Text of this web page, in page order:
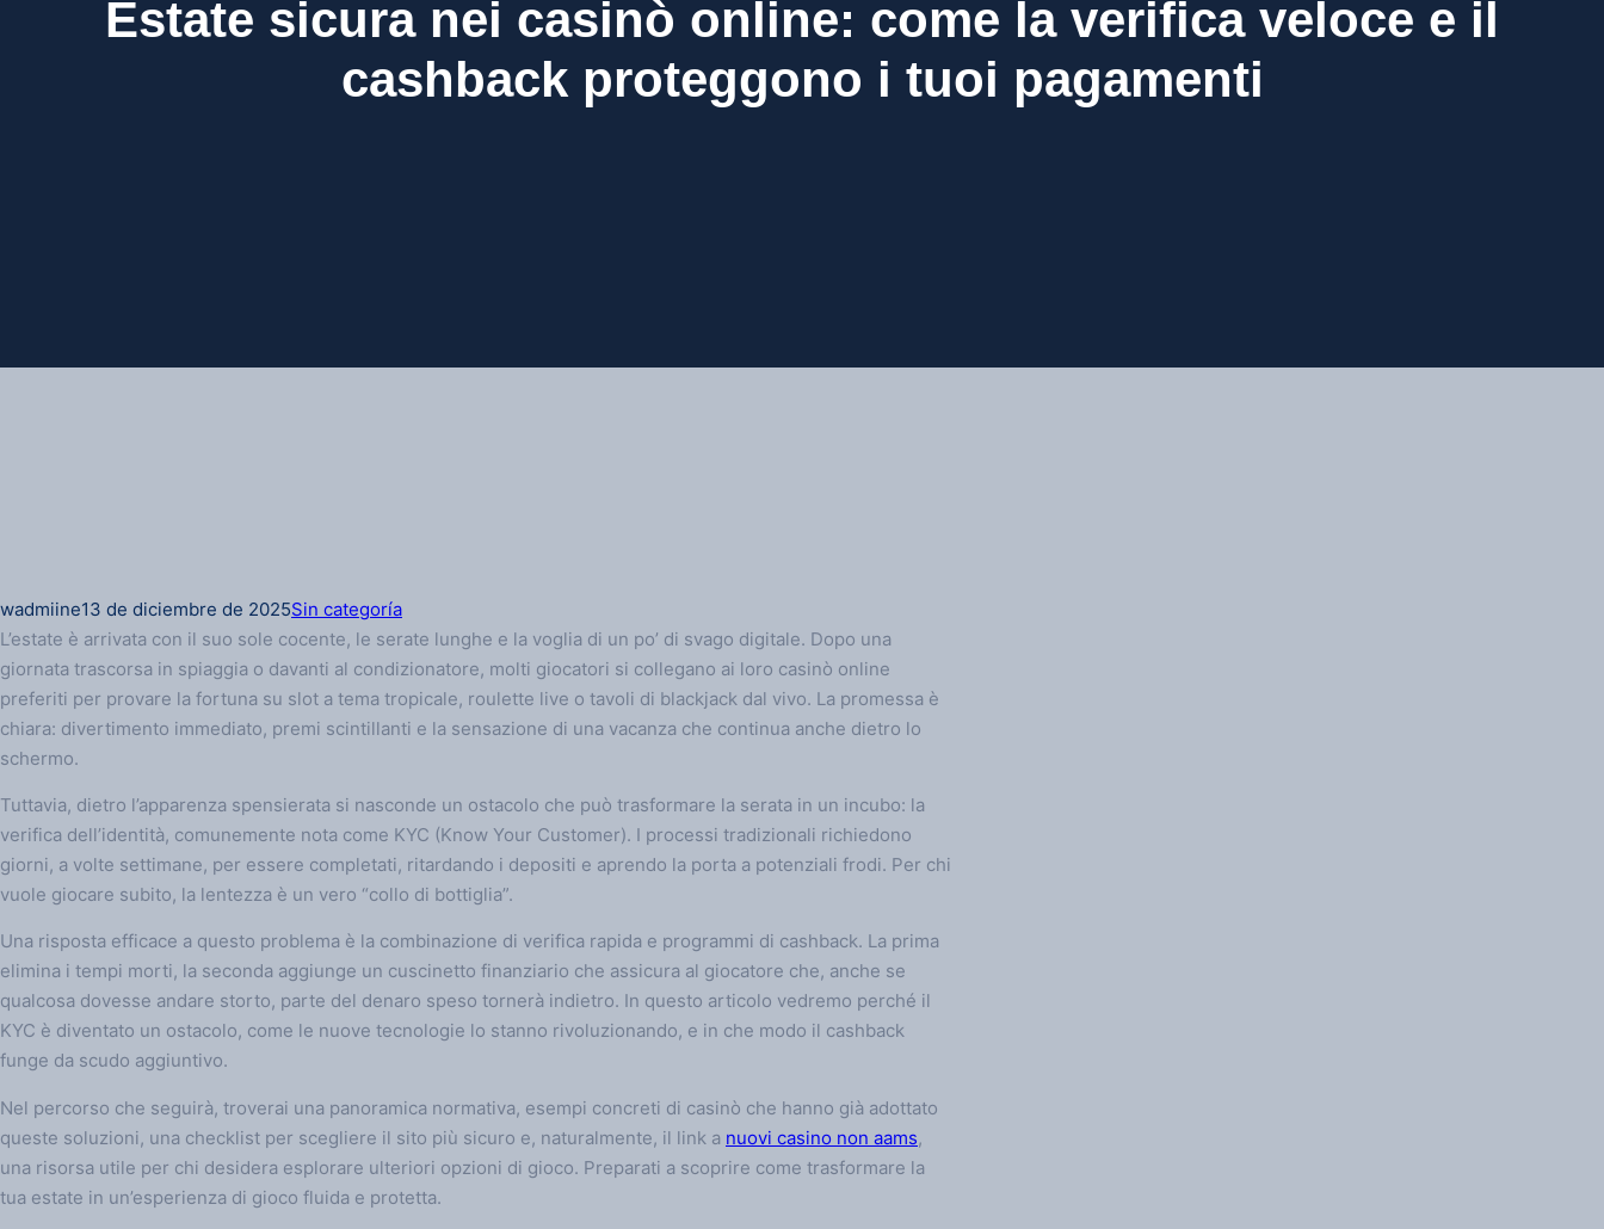
Estate sicura nei casinò online: come la verifica veloce e il
cashback proteggono i tuoi pagamenti
wadmiine13 de diciembre de 2025Sin categoría
L’estate è arrivata con il suo sole cocente, le serate lunghe e la voglia di un po’ di svago digitale. Dopo una
giornata trascorsa in spiaggia o davanti al condizionatore, molti giocatori si collegano ai loro casinò online
preferiti per provare la fortuna su slot a tema tropicale, roulette live o tavoli di blackjack dal vivo. La promessa è
chiara: divertimento immediato, premi scintillanti e la sensazione di una vacanza che continua anche dietro lo
schermo.
Tuttavia, dietro l’apparenza spensierata si nasconde un ostacolo che può trasformare la serata in un incubo: la
verifica dell’identità, comunemente nota come KYC (Know Your Customer). I processi tradizionali richiedono
giorni, a volte settimane, per essere completati, ritardando i depositi e aprendo la porta a potenziali frodi. Per chi
vuole giocare subito, la lentezza è un vero “collo di bottiglia”.
Una risposta efficace a questo problema è la combinazione di verifica rapida e programmi di cashback. La prima
elimina i tempi morti, la seconda aggiunge un cuscinetto finanziario che assicura al giocatore che, anche se
qualcosa dovesse andare storto, parte del denaro speso tornerà indietro. In questo articolo vedremo perché il
KYC è diventato un ostacolo, come le nuove tecnologie lo stanno rivoluzionando, e in che modo il cashback
funge da scudo aggiuntivo.
Nel percorso che seguirà, troverai una panoramica normativa, esempi concreti di casinò che hanno già adottato
queste soluzioni, una checklist per scegliere il sito più sicuro e, naturalmente, il link a nuovi casino non aams,
una risorsa utile per chi desidera esplorare ulteriori opzioni di gioco. Preparati a scoprire come trasformare la
tua estate in un’esperienza di gioco fluida e protetta.